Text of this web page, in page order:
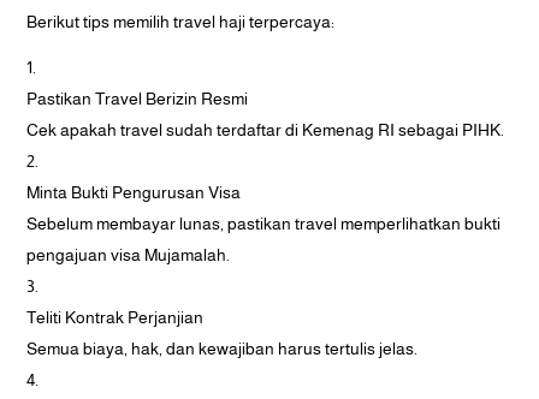
Berikut tips memilih travel haji terpercaya:
Pastikan Travel Berizin Resmi
Cek apakah travel sudah terdaftar di Kemenag RI sebagai PIHK.
Minta Bukti Pengurusan Visa
Sebelum membayar lunas, pastikan travel memperlihatkan bukti
pengajuan visa Mujamalah.
Teliti Kontrak Perjanjian
Semua biaya, hak, dan kewajiban harus tertulis jelas.